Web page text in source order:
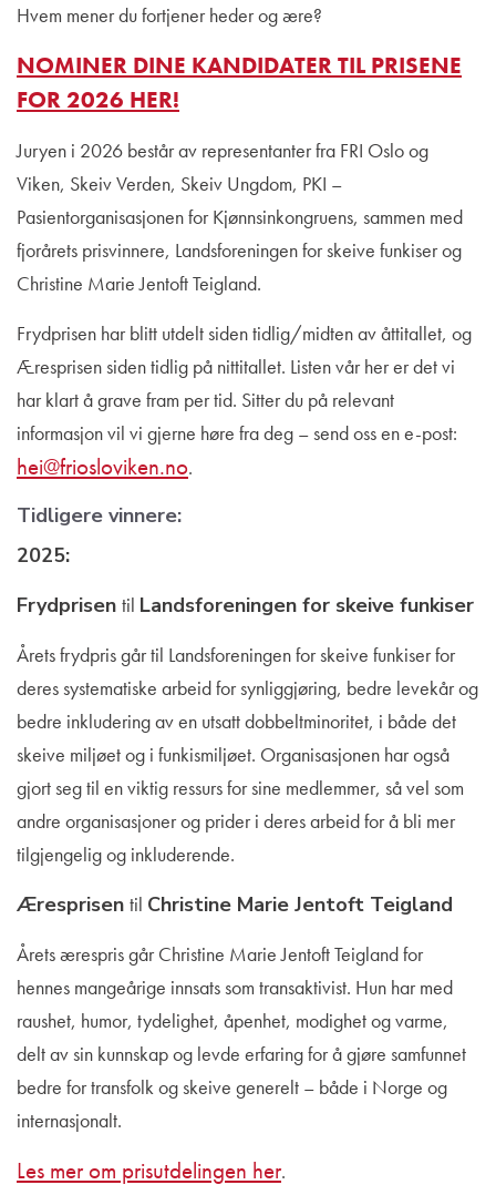
Hvem mener du fortjener heder og ære?
NOMINER DINE KANDIDATER TIL PRISENE
FOR 2026 HER!
Juryen i 2026 består av representanter fra FRI Oslo og
Viken, Skeiv Verden, Skeiv Ungdom, PKI –
Pasientorganisasjonen for Kjønnsinkongruens, sammen med
fjorårets prisvinnere, Landsforeningen for skeive funkiser og
Christine Marie Jentoft Teigland.
Frydprisen har blitt utdelt siden tidlig/midten av åttitallet, og
Æresprisen siden tidlig på nittitallet. Listen vår her er det vi
har klart å grave fram per tid. Sitter du på relevant
informasjon vil vi gjerne høre fra deg – send oss en e-post:
hei@friosloviken.no.
Tidligere vinnere:
2025:
Frydprisen til Landsforeningen for skeive funkiser
Årets frydpris går til Landsforeningen for skeive funkiser for
deres systematiske arbeid for synliggjøring, bedre levekår og
bedre inkludering av en utsatt dobbeltminoritet, i både det
skeive miljøet og i funkismiljøet. Organisasjonen har også
gjort seg til en viktig ressurs for sine medlemmer, så vel som
andre organisasjoner og prider i deres arbeid for å bli mer
tilgjengelig og inkluderende.
Æresprisen til Christine Marie Jentoft Teigland
Årets ærespris går Christine Marie Jentoft Teigland for
hennes mangeårige innsats som transaktivist. Hun har med
raushet, humor, tydelighet, åpenhet, modighet og varme,
delt av sin kunnskap og levde erfaring for å gjøre samfunnet
bedre for transfolk og skeive generelt – både i Norge og
internasjonalt.
Les mer om prisutdelingen her.